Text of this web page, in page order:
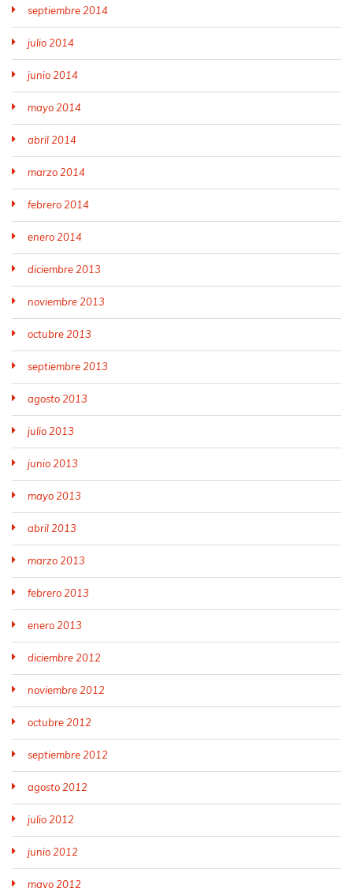
septiembre 2014
julio 2014
junio 2014
mayo 2014
abril 2014
marzo 2014
febrero 2014
enero 2014
diciembre 2013
noviembre 2013
octubre 2013
septiembre 2013
agosto 2013
julio 2013
junio 2013
mayo 2013
abril 2013
marzo 2013
febrero 2013
enero 2013
diciembre 2012
noviembre 2012
octubre 2012
septiembre 2012
agosto 2012
julio 2012
junio 2012
mayo 2012